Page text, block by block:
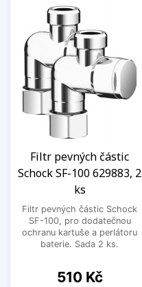
Filtr pevných částic
Schock SF-100 629883, 2
ks
Filtr pevných částic Schock
SF-100, pro dodatečnou
ochranu kartuše a perlátoru
baterie. Sada 2 ks.
Cena
510 Kč